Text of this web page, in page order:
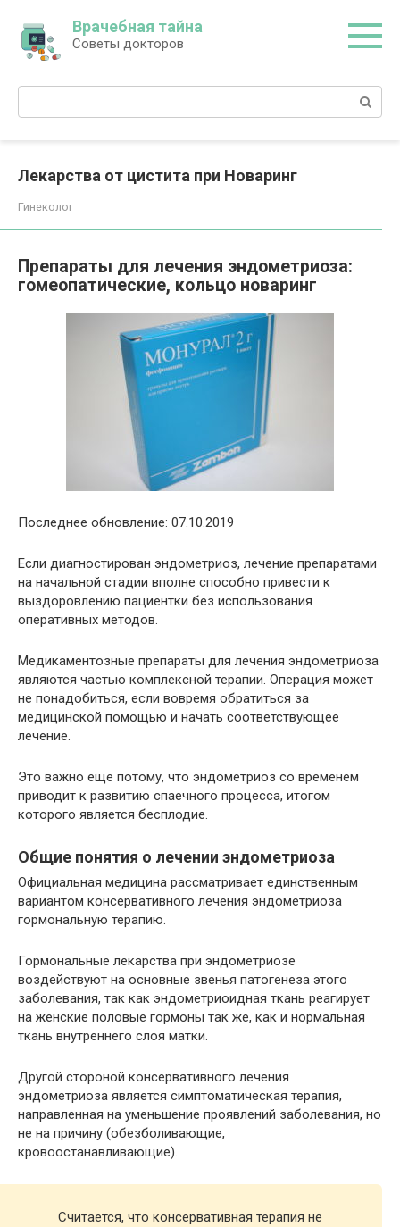
контенту
Врачебная тайна
Советы докторов
Поиск:
Лекарства от цистита при Новаринг
Гинеколог
Препараты для лечения эндометриоза:
гомеопатические, кольцо новаринг
Последнее обновление: 07.10.2019
Если диагностирован эндометриоз, лечение препаратами
на начальной стадии вполне способно привести к
выздоровлению пациентки без использования
оперативных методов.
Медикаментозные препараты для лечения эндометриоза
являются частью комплексной терапии. Операция может
не понадобиться, если вовремя обратиться за
медицинской помощью и начать соответствующее
лечение.
Это важно еще потому, что эндометриоз со временем
приводит к развитию спаечного процесса, итогом
которого является бесплодие.
Общие понятия о лечении эндометриоза
Официальная медицина рассматривает единственным
вариантом консервативного лечения эндометриоза
гормональную терапию.
Гормональные лекарства при эндометриозе
воздействуют на основные звенья патогенеза этого
заболевания, так как эндометриоидная ткань реагирует
на женские половые гормоны так же, как и нормальная
ткань внутреннего слоя матки.
Другой стороной консервативного лечения
эндометриоза является симптоматическая терапия,
направленная на уменьшение проявлений заболевания, но
не на причину (обезболивающие,
кровоостанавливающие).
Считается, что консервативная терапия не